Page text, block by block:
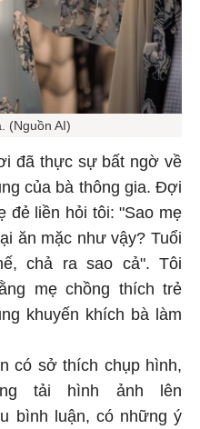
(Nguồn AI)
đã thực sự bất ngờ về
của bà thông gia. Đợi
đẻ liền hỏi tôi: "Sao mẹ
ăn mặc như vậy? Tuổi
chả ra sao cả". Tôi
mẹ chồng thích trẻ
khuyến khích bà làm
có sở thích chụp hình,
tải hình ảnh lên
bình luận, có những ý